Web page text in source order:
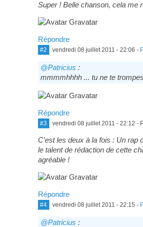
Super ! Belle chanson, cela me
Répondre
#2 vendredi 08 juillet 2011 - 22:06 -
@Patricius :
mmmmhhhh ... tu ne te
Répondre
#3 vendredi 08 juillet 2011 - 22:12 -
C'est les deux à la fois : Un rap
le talent de rédaction de cette
agréable !
Répondre
#4 vendredi 08 juillet 2011 - 22:15 -
@Patricius :